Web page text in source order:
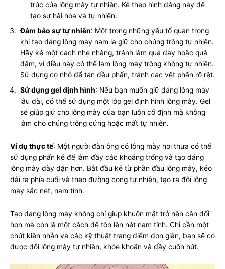
trúc của lông mày tự nhiên. Kẻ theo hình dáng này để
tạo sự hài hòa và tự nhiên.
Đảm bảo sự tự nhiên: Một trong những yếu tố quan trọng
khi tạo dáng lông mày nam là giữ cho chúng trông tự nhiên.
Hãy kẻ một cách nhẹ nhàng, tránh làm quá dày hoặc quá
đậm, vì điều này có thể làm lông mày trông không tự nhiên.
Sử dụng cọ nhỏ để tán đều phấn, tránh các vệt phấn rõ rệt.
Sử dụng gel định hình: Nếu bạn muốn giữ dáng lông mày
lâu dài, có thể sử dụng một lớp gel định hình lông mày. Gel
sẽ giúp giữ cho lông mày của bạn luôn cố định mà không
làm cho chúng trông cứng hoặc mất tự nhiên.
Ví dụ thực tế: Một người đàn ông có lông mày hơi thưa có thể
sử dụng phấn kẻ để làm đầy các khoảng trống và tạo dáng
lông mày dày dặn hơn. Bắt đầu kẻ từ phần đầu lông mày, kéo
dài ra phía cuối và theo đường cong tự nhiên, tạo ra đôi lông
mày sắc nét, nam tính.
Tạo dáng lông mày không chỉ giúp khuôn mặt trở nên cân đối
hơn mà còn là một cách để tôn lên nét nam tính. Chỉ cần một
chút kiên nhẫn và các kỹ thuật trang điểm đơn giản, bạn sẽ có
được đôi lông mày tự nhiên, khỏe khoắn và đầy cuốn hút.